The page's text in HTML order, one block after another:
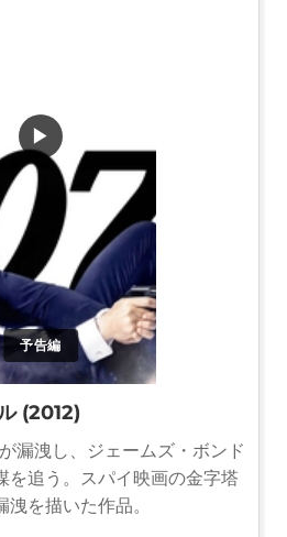
予告編
▶
(2012)
漏洩し、ジェームズ・ボンド
を追う。スパイ映画の金字塔
を描いた作品。